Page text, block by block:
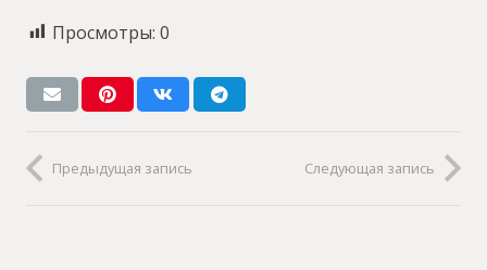
Просмотры: 0
Предыдущая запись Следующая запись